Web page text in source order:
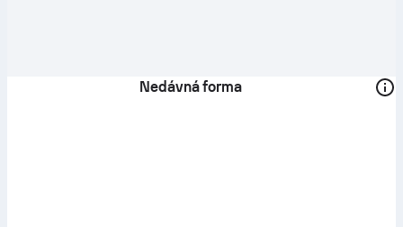
Nedávná forma